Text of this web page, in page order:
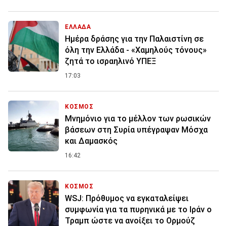
ΕΛΛΑΔΑ
Ημέρα δράσης για την Παλαιστίνη σε
όλη την Ελλάδα - «Χαμηλούς τόνους»
ζητά το ισραηλινό ΥΠΕΞ
17:03
ΚΟΣΜΟΣ
Μνημόνιο για το μέλλον των ρωσικών
βάσεων στη Συρία υπέγραψαν Μόσχα
και Δαμασκός
16:42
ΚΟΣΜΟΣ
WSJ: Πρόθυμος να εγκαταλείψει
συμφωνία για τα πυρηνικά με το Ιράν ο
Τραμπ ώστε να ανοίξει το Ορμούζ